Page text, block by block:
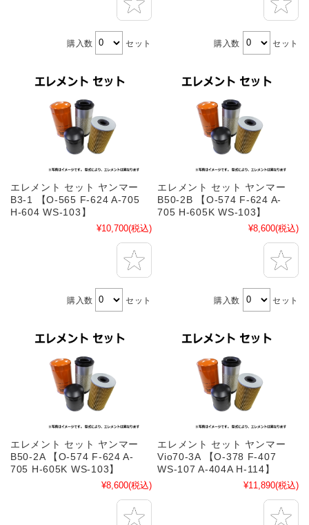
購入数 セット 購入数 セット
エレメント セット ヤンマー
B3-1 【O-565 F-624 A-705
H-604 WS-103】
¥10,700(税込)
購入数 セット
エレメント セット ヤンマー
B50-2B 【O-574 F-624 A-
705 H-605K WS-103】
¥8,600(税込)
購入数 セット
エレメント セット ヤンマー
B50-2A 【O-574 F-624 A-
705 H-605K WS-103】
¥8,600(税込)
エレメント セット ヤンマー
Vio70-3A 【O-378 F-407
WS-107 A-404A H-114】
¥11,890(税込)